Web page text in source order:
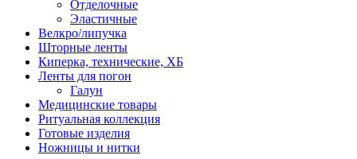
Отделочные
Эластичные
Велкро/липучка
Шторные ленты
Киперка, технические, ХБ
Ленты для погон
Галун
Медицинские товары
Ритуальная коллекция
Готовые изделия
Ножницы и нитки